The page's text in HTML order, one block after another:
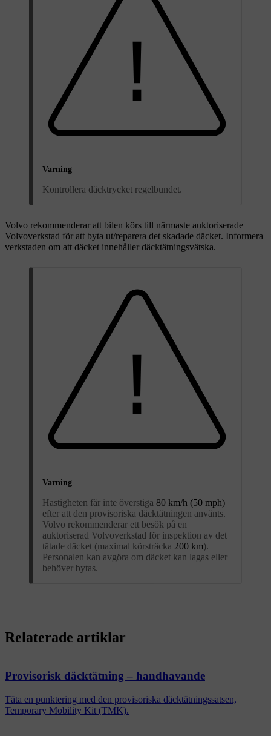
Varning
Kontrollera däcktrycket regelbundet.
Volvo rekommenderar att bilen körs till närmaste auktoriserade
Volvoverkstad för att byta ut/reparera det skadade däcket. Informera
verkstaden om att däcket innehåller däcktätningsvätska.
Varning
Hastigheten får inte överstiga 80 km/h (50 mph)
efter att den provisoriska däcktätningen använts.
Volvo rekommenderar ett besök på en
auktoriserad Volvoverkstad för inspektion av det
tätade däcket (maximal körsträcka 200 km).
Personalen kan avgöra om däcket kan lagas eller
behöver bytas.
Relaterade artiklar
Provisorisk däcktätning – handhavande
Täta en punktering med den provisoriska däcktätningssatsen,
Temporary Mobility Kit (TMK).